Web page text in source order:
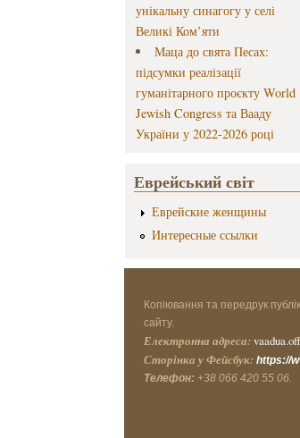
унікальну синагогу у селі
Великі Ком’яти
Маца до свята Песах:
підсумки реалізації
гуманітарного проєкту World
Jewish Congress та Вааду
України у 2022-2026 році
Еврейський світ
Еврейские женщины
Интересные ссылки
Копіювання та передрук
сайту.
Електронна адреса:
Сторінка у Фейсбук: https://
Телефон: +38 066 420 55 06.